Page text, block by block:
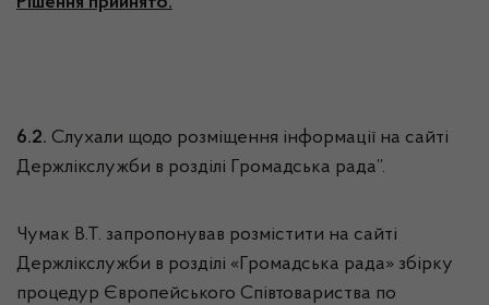
6.2. Слухали щодо розміщення інформації на сайті
Держлікслужби в розділі Громадська рада”.
Чумак В.Т. запропонував розмістити на сайті
Держлікслужби в розділі «Громадська рада» збірку
процедур Європейського Співтовариства по